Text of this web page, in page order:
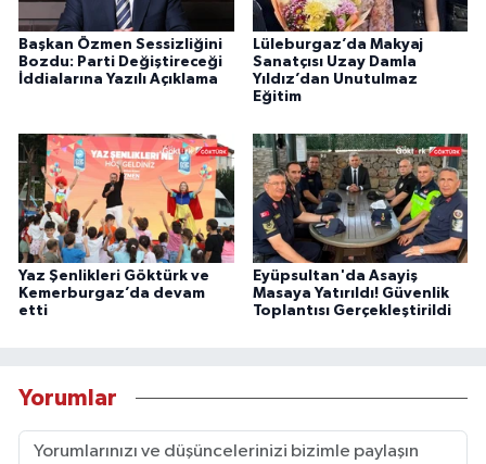
Başkan Özmen Sessizliğini
Bozdu: Parti Değiştireceği
İddialarına Yazılı Açıklama
Lüleburgaz’da Makyaj
Sanatçısı Uzay Damla
Yıldız’dan Unutulmaz
Eğitim
Yaz Şenlikleri Göktürk ve
Kemerburgaz’da devam
etti
Eyüpsultan'da Asayiş
Masaya Yatırıldı! Güvenlik
Toplantısı Gerçekleştirildi
Yorumlar